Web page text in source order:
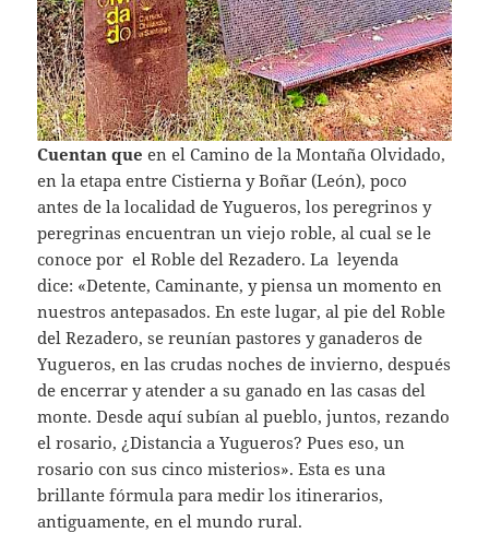
Cuentan que en el Camino de la Montaña Olvidado,
en la etapa entre Cistierna y Boñar (León), poco
antes de la localidad de Yugueros, los peregrinos y
peregrinas encuentran un viejo roble, al cual se le
conoce por el Roble del Rezadero. La leyenda
dice: «Detente, Caminante, y piensa un momento en
nuestros antepasados. En este lugar, al pie del Roble
del Rezadero, se reunían pastores y ganaderos de
Yugueros, en las crudas noches de invierno, después
de encerrar y atender a su ganado en las casas del
monte. Desde aquí subían al pueblo, juntos, rezando
el rosario, ¿Distancia a Yugueros? Pues eso, un
rosario con sus cinco misterios». Esta es una
brillante fórmula para medir los itinerarios,
antiguamente, en el mundo rural.